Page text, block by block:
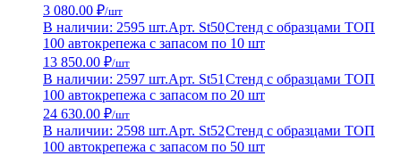
3 080.00 ₽/шт
В наличии: 2595 шт.Арт. St50Стенд с образцами ТОП
100 автокрепежа с запасом по 10 шт
13 850.00 ₽/шт
В наличии: 2597 шт.Арт. St51 Стенд с образцами ТОП
100 автокрепежа с запасом по 20 шт
24 630.00 ₽/шт
В наличии: 2598 шт.Арт. St52Стенд с образцами ТОП
100 автокрепежа с запасом по 50 шт